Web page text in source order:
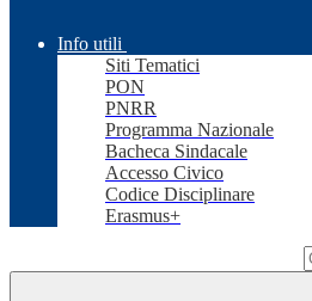
Info utili
Siti Tematici
PON
PNRR
Programma Nazionale
Bacheca Sindacale
Accesso Civico
Codice Disciplinare
Erasmus+